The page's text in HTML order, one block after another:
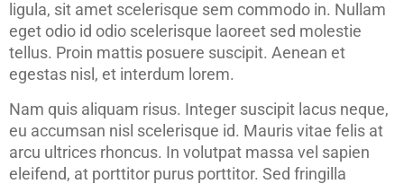
ligula, sit amet scelerisque sem commodo in. Nullam
eget odio id odio scelerisque laoreet sed molestie
tellus. Proin mattis posuere suscipit. Aenean et
egestas nisl, et interdum lorem.
Nam quis aliquam risus. Integer suscipit lacus neque,
eu accumsan nisl scelerisque id. Mauris vitae felis at
arcu ultrices rhoncus. In volutpat massa vel sapien
eleifend, at porttitor purus porttitor. Sed fringilla